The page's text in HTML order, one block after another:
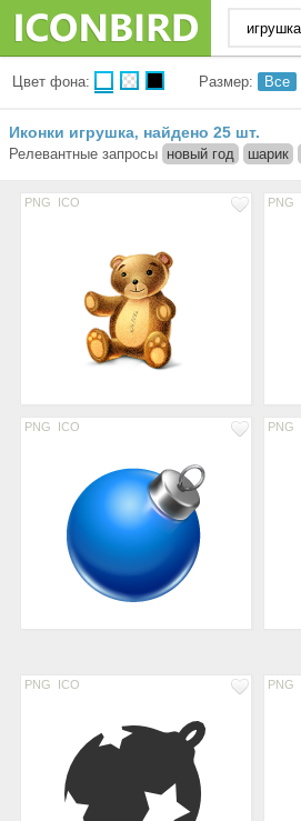
Цвет фона: Размер: Все
Иконки игрушка, найдено 25 шт.
Релевантные запросы новый год шарик
PNG ICO PNG
PNG ICO PNG
PNG ICO PNG